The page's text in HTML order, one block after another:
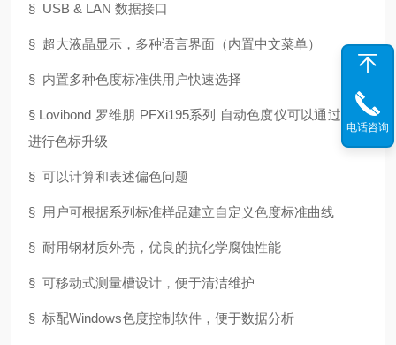
§ USB & LAN 数据接口
§ 超大液晶显示，多种语言界面（内置中文菜单）
§ 内置多种色度标准供用户快速选择
§ Lovibond 罗维朋 PFXi195系列 自动色度仪可以通过远程
进行色标升级
§ 可以计算和表述偏色问题
§ 用户可根据系列标准样品建立自定义色度标准曲线
§ 耐用钢材质外壳，优良的抗化学腐蚀性能
§ 可移动式测量槽设计，便于清洁维护
§ 标配Windows色度控制软件，便于数据分析
电话咨询